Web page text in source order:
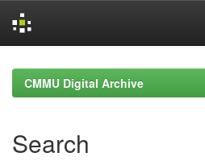
navigationCMMU Digital Archive
Search